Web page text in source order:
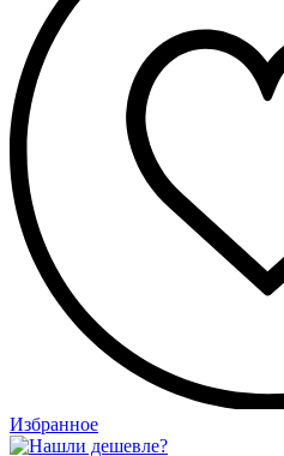
Избранное